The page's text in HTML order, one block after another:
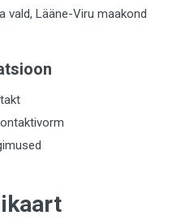
vald, Lääne-Viru maakond